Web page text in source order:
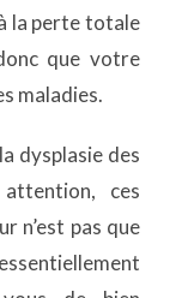
la perte totale
que votre
maladies.
dysplasie des
ces
n’est pas que